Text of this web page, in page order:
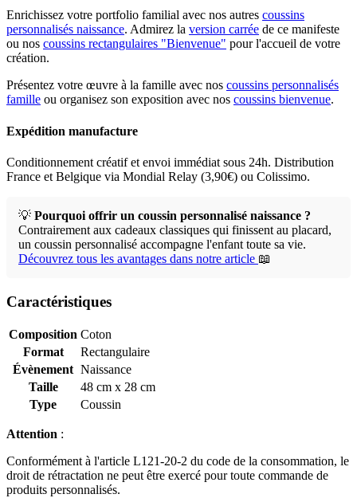
Enrichissez votre portfolio familial avec nos autres coussins
personnalisés naissance. Admirez la version carrée de ce manifeste
ou nos coussins rectangulaires "Bienvenue" pour l'accueil de votre
création.
Présentez votre œuvre à la famille avec nos coussins personnalisés
famille ou organisez son exposition avec nos coussins bienvenue.
Expédition manufacture
Conditionnement créatif et envoi immédiat sous 24h. Distribution
France et Belgique via Mondial Relay (3,90€) ou Colissimo.
💡 Pourquoi offrir un coussin personnalisé naissance ?
Contrairement aux cadeaux classiques qui finissent au placard,
un coussin personnalisé accompagne l'enfant toute sa vie.
Découvrez tous les avantages dans notre article 📖
Caractéristiques
Composition Coton
Format
Rectangulaire
Évènement Naissance
Taille
48 cm x 28 cm
Type
Coussin
Attention :
Conformément à l'article L121-20-2 du code de la consommation, le
droit de rétractation ne peut être exercé pour toute commande de
produits personnalisés.